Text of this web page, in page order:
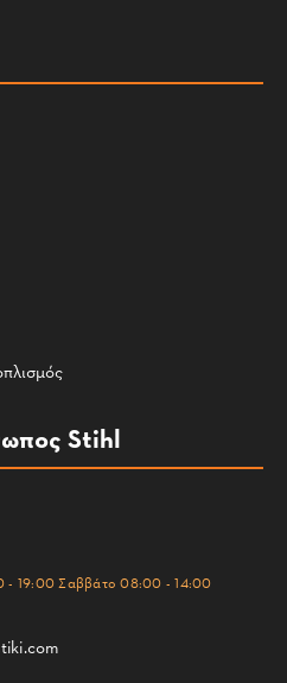
Stihl
- 19:00 Σαββάτο 08:00 - 14:00